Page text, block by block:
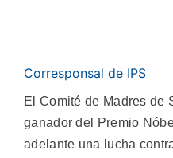
Corresponsal de IPS
El Comité de Madres de
ganador del Premio
adelante una lucha